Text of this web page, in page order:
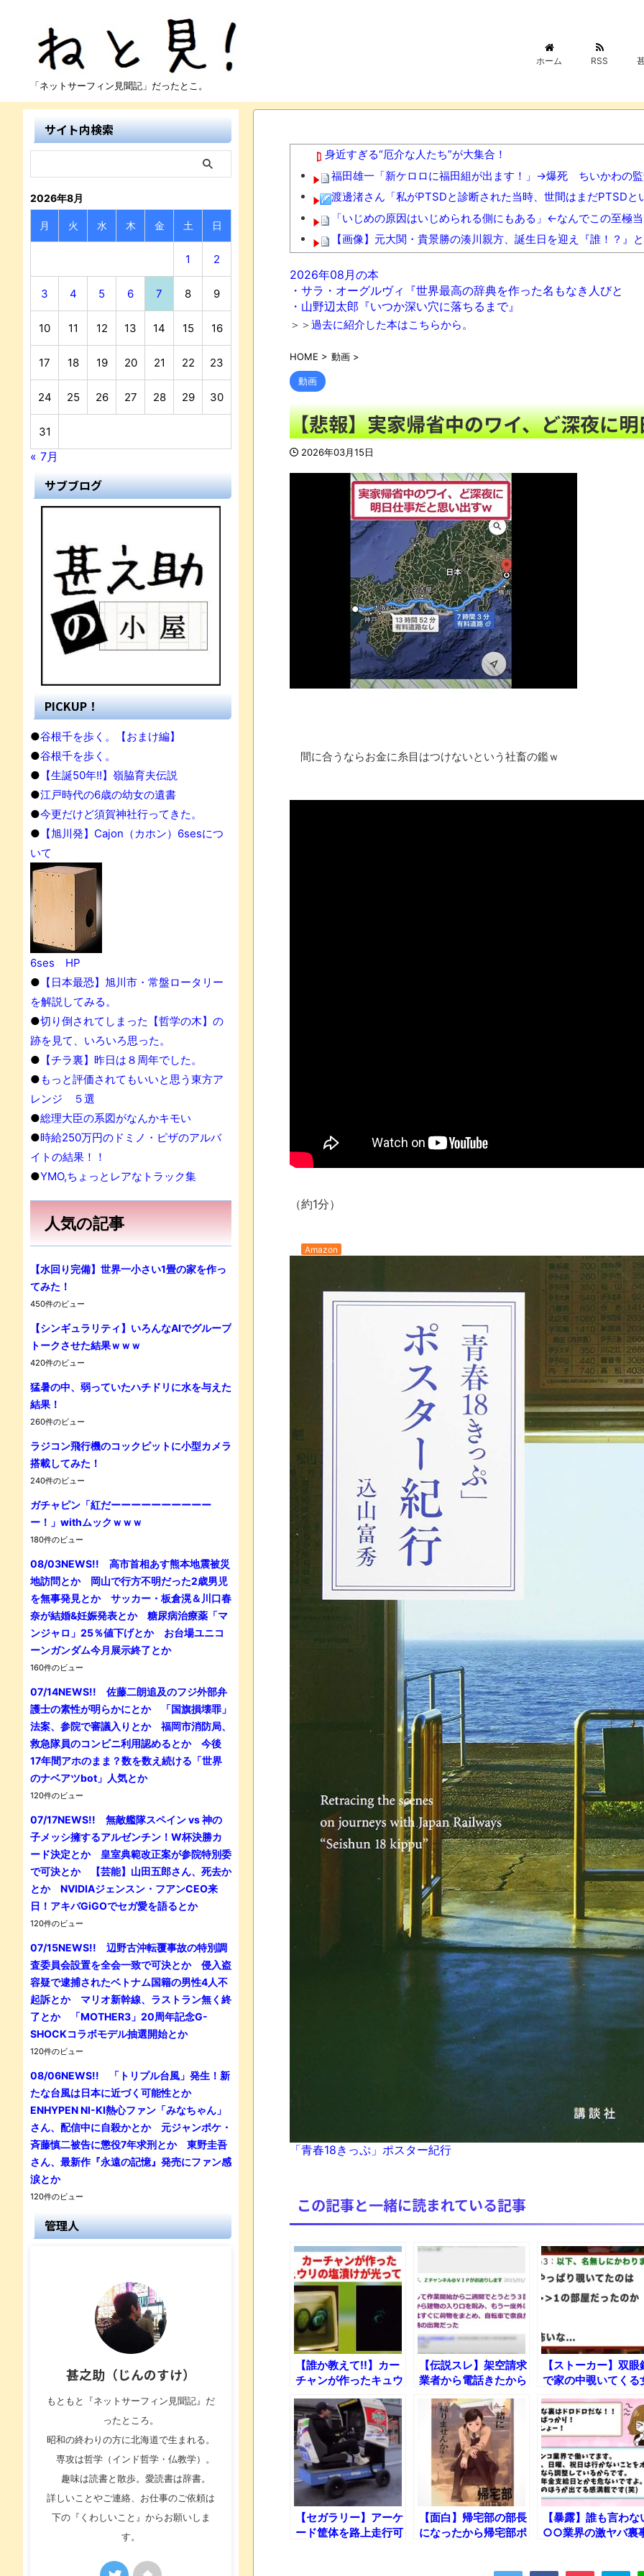
「ネットサーフィン見聞記」だったとこ。
ホーム RSS
身近すぎる“厄介な人たち”が大集合！
福田雄一「新ケロロに福田組が出ます！」→爆死 ちいかわの
渡邊渚さん「私がPTSDと診断された当時、世間はまだPTSDと
「いじめの原因はいじめられる側にもある」←なんでこの至極
【画像】元大関・貴景勝の湊川親方、誕生日を迎え『誰！？』
【佐賀】「神社に外国人が住み着いている」と通報 不法残留で
日本などのSNSを埋め尽くす「釜山病」とは？「ソウル病」に続
ウード&ギターで奏でるFF5「古代図書館」！
ジャンポケ斉藤「同意があったんです。本当です。信じて下
豚汁がたいへん好きなのだが、最近見かけるようになった豚
マストだ」「自分の理想はこれだ！」
積水ハウス「地面師に55億円騙し取られた…」 ワイ「はえーか
【動画】高速道路を走行中の車からリアガラスが飛んでくる事故
「これで11万取られたの!?」あるX民が玄関ドアノブの修理を頼
「題名のない音楽会」ゲーム音楽批判から36年 ～因果な逆転劇
50歳になりました
凡庸な悪
お前らの身体の悩み教えてくれ
『FF15』が発売10周年！ノクティスフィギュアなどが当たる記
みんななんだかんだ言ってお金持ってんじゃん
「アメリカのヤンキーがアジア人にケンカを売った結果ｗｗｗ
独学で挑んだ2026年二級建築士学科試験結果速報（仮）
【中国】パトカーの前で好演技www当たり屋やお煽り運転など
ナチスドイツは何故バルバロッサ作戦とかいう無茶に踏み切って
まるで親子のような子猫とシェパード
【極画像】名古屋の地下鉄wwwwwwwwwwww
全方位青い芝包囲網すぎて色々見失う、新しい仕事観
見ていると！悲しくなってしまう猫の画像の数々！！
Powered by livedoor 相互RSS
2026年08月の本
・サラ・オーグルヴィ『世界最高の辞典を作った名もなき人びと
・山野辺太郎『いつか深い穴に落ちるまで』
＞＞ 過去に紹介した本はこちらから。
HOME > 動画 >
動画
【悲報】実家帰省中のワイ、ど深夜に
2026年03月15日
間に合うならお金に糸目はつけないという社畜の鑑ｗ
（約1分）
Amazon
「青春18きっぷ」ポスター紀行
この記事と一緒に読まれている記事
【誰か教えて!!】カー
チャンが作ったキュウ
リの塩漬けが光ってる
んだが・・・
【伝説スレ】架空請求
業者から電話きたから
特定したらとんでもな
い事になったw
【ストーカー】双眼
で家の中覗いてくる
の家に突入してみた
ww【安価】
【セガラリー】アーケ
ード筐体を路上走行可
【面白】帰宅部の部長
になったから帰宅部ポ
【暴露】誰も言わな
○○業界の激ヤバ裏
サイト内検索
2026年8月
月 火 水 木 金 土 日
1 2
3 4 5 6 7 8 9
10 11 12 13 14 15 16
17 18 19 20 21 22 23
24 25 26 27 28 29 30
31
« 7月
サブブログ
PICKUP！
●谷根千を歩く。【おまけ編】
●谷根千を歩く。
● 【生誕50年!!】嶺脇育夫伝説
●江戸時代の6歳の幼女の遺書
●今更だけど須賀神社行ってきた。
● 【旭川発】Cajon（カホン）6sesにつ
いて
6ses HP
● 【日本最恐】旭川市・常盤ロータリー
を解説してみる。
●切り倒されてしまった【哲学の木】の
跡を見て、いろいろ思った。
● 【チラ裏】昨日は８周年でした。
●もっと評価されてもいいと思う東方ア
レンジ ５選
●総理大臣の系図がなんかキモい
●時給250万円のドミノ・ピザのアルバ
イトの結果！！
●YMO,ちょっとレアなトラック集
人気の記事
【水回り完備】世界一小さい1畳の家を作っ
てみた！
450件のビュー
【シンギュラリティ】いろんなAIでグループ
トークさせた結果ｗｗｗ
420件のビュー
猛暑の中、弱っていたハチドリに水を与えた
結果！
260件のビュー
ラジコン飛行機のコックピットに小型カメラ
搭載してみた！
240件のビュー
ガチャピン「紅だーーーーーーーーーー
ー！」withムックｗｗｗ
180件のビュー
08/03NEWS!! 高市首相あす熊本地震被災
地訪問とか 岡山で行方不明だった2歳男児
を無事発見とか サッカー・板倉滉＆川口春
奈が結婚&妊娠発表とか 糖尿病治療薬「マ
ンジャロ」25％値下げとか お台場ユニコ
ーンガンダム今月展示終了とか
160件のビュー
07/14NEWS!! 佐藤二朗追及のフジ外部弁
護士の素性が明らかにとか 「国旗損壊罪」
法案、参院で審議入りとか 福岡市消防局、
救急隊員のコンビニ利用認めるとか 今後
17年間アホのまま？数を数え続ける「世界
のナベアツbot」人気とか
120件のビュー
07/17NEWS!! 無敵艦隊スペイン vs 神の
子メッシ擁するアルゼンチン！W杯決勝カ
ード決定とか 皇室典範改正案が参院特別委
で可決とか 【芸能】山田五郎さん、死去か
とか NVIDIAジェンスン・フアンCEO来
日！アキバGiGOでセガ愛を語るとか
120件のビュー
07/15NEWS!! 辺野古沖転覆事故の特別調
査委員会設置を全会一致で可決とか 侵入盗
容疑で逮捕されたベトナム国籍の男性4人不
起訴とか マリオ新幹線、ラストラン無く終
了とか 「MOTHER3」20周年記念G-
SHOCKコラボモデル抽選開始とか
120件のビュー
08/06NEWS!! 「トリプル台風」発生！新
たな台風は日本に近づく可能性とか
ENHYPEN NI-KI熱心ファン「みなちゃん」
さん、配信中に自殺かとか 元ジャンポケ・
斉藤慎二被告に懲役7年求刑とか 東野圭吾
さん、最新作『永遠の記憶』発売にファン感
涙とか
120件のビュー
管理人
甚之助（じんのすけ）
もともと『ネットサーフィン見聞記』だ
ったところ。
昭和の終わりの方に北海道で生まれる。
専攻は哲学（インド哲学・仏教学）。
趣味は読書と散歩。愛読書は辞書。
詳しいことやご連絡、お仕事のご依頼は
下の『くわしいこと』からお願いしま
す。